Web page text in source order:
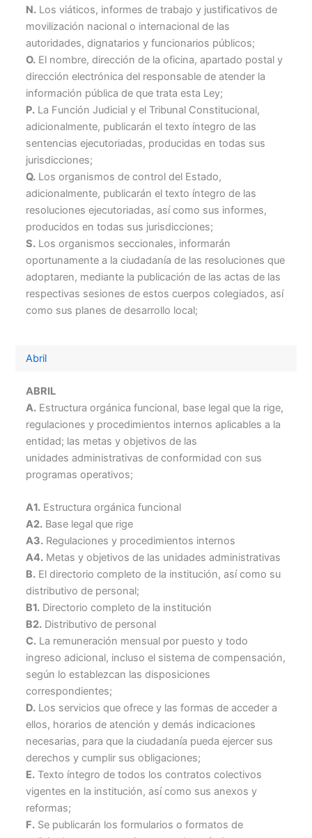
N. Los viáticos, informes de trabajo y justificativos de
movilización nacional o internacional de las
autoridades, dignatarios y funcionarios públicos;
O. El nombre, dirección de la oficina, apartado postal y
dirección electrónica del responsable de atender la
información pública de que trata esta Ley;
P. La Función Judicial y el Tribunal Constitucional,
adicionalmente, publicarán el texto íntegro de las
sentencias ejecutoriadas, producidas en todas sus
jurisdicciones;
Q. Los organismos de control del Estado,
adicionalmente, publicarán el texto íntegro de las
resoluciones ejecutoriadas, así como sus informes,
producidos en todas sus jurisdicciones;
S. Los organismos seccionales, informarán
oportunamente a la ciudadanía de las resoluciones que
adoptaren, mediante la publicación de las actas de las
respectivas sesiones de estos cuerpos colegiados, así
como sus planes de desarrollo local;
Abril
ABRIL
A. Estructura orgánica funcional, base legal que la rige,
regulaciones y procedimientos internos aplicables a la
entidad; las metas y objetivos de las
unidades administrativas de conformidad con sus
programas operativos;
A1. Estructura orgánica funcional
A2. Base legal que rige
A3. Regulaciones y procedimientos internos
A4. Metas y objetivos de las unidades administrativas
B. El directorio completo de la institución, así como su
distributivo de personal;
B1. Directorio completo de la institución
B2. Distributivo de personal
C. La remuneración mensual por puesto y todo
ingreso adicional, incluso el sistema de compensación,
según lo establezcan las disposiciones
correspondientes;
D. Los servicios que ofrece y las formas de acceder a
ellos, horarios de atención y demás indicaciones
necesarias, para que la ciudadanía pueda ejercer sus
derechos y cumplir sus obligaciones;
E. Texto íntegro de todos los contratos colectivos
vigentes en la institución, así como sus anexos y
reformas;
F. Se publicarán los formularios o formatos de